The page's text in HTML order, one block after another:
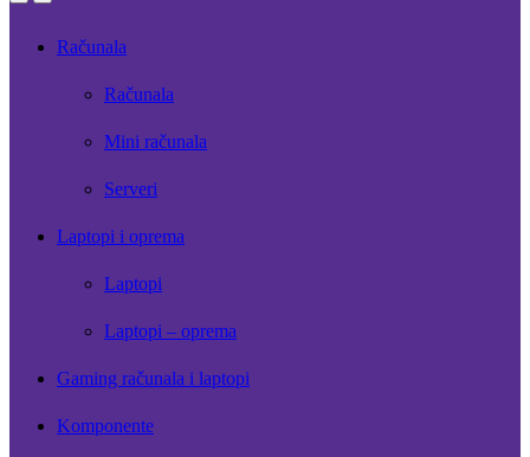
OpenClose
Računala
Računala
Mini računala
Serveri
Laptopi i oprema
Laptopi
Laptopi – oprema
Gaming računala i laptopi
Komponente